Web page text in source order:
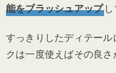
能をブラッシュアップ
すっきりしたディテー
クは一度使えばその良さ